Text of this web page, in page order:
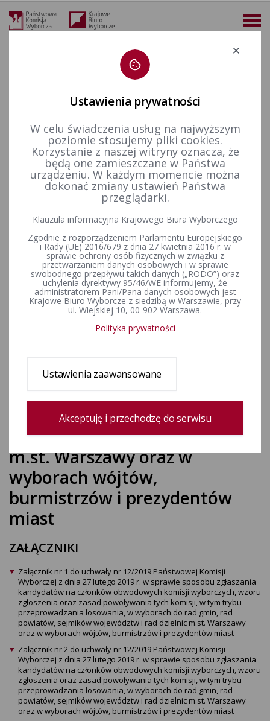
Deklaracja dostępności
więcej
Prawo wyborcze Uchwały PKW 2019 r. Uchwała nr 12/2019 Państwowej Komisji Wyborczej z dnia 27 lutego 2019 r. w sprawie sposobu zgłaszania kandydatów na członków obwodowych komisji wyborczych, wzoru zgłoszenia oraz zasad powoływania tych komisji, w tym trybu przeprowadzania losowania, w wyborach do rad gmin, rad powiatów, sejmików województw i rad dzielnic m.st. Warszawy oraz w wyborach wójtów, burmistrzów i prezydentów miast
Uchwała nr 12/2019
Państwowej Komisji Wyborczej
z dnia 27 lutego 2019 r. w
sprawie sposobu zgłaszania
kandydatów na członków
obwodowych komisji
wyborczych, wzoru zgłoszenia
oraz zasad powoływania tych
przeprowadzania losowania, w
wyborach do rad gmin, rad
powiatów, sejmików
województw i rad dzielnic
m.st. Warszawy oraz w
wyborach wójtów,
burmistrzów i prezydentów
miast
ZAŁĄCZNIKI
Załącznik nr 1 do uchwały nr 12/2019 Państwowej Komisji
Wyborczej z dnia 27 lutego 2019 r. w sprawie sposobu zgłaszania
kandydatów na członków obwodowych komisji wyborczych, wzoru
zgłoszenia oraz zasad powoływania tych komisji, w tym trybu
przeprowadzania losowania, w wyborach do rad gmin, rad
powiatów, sejmików województw i rad dzielnic m.st. Warszawy
oraz w wyborach wójtów, burmistrzów i prezydentów miast
Załącznik nr 2 do uchwały nr 12/2019 Państwowej Komisji
Wyborczej z dnia 27 lutego 2019 r. w sprawie sposobu zgłaszania
kandydatów na członków obwodowych komisji wyborczych, wzoru
zgłoszenia oraz zasad powoływania tych komisji, w tym trybu
przeprowadzania losowania, w wyborach do rad gmin, rad
powiatów, sejmików województw i rad dzielnic m.st. Warszawy
oraz w wyborach wójtów, burmistrzów i prezydentów miast
Ustawienia prywatności
W celu świadczenia usług na najwyższym
poziomie stosujemy pliki cookies.
Korzystanie z naszej witryny oznacza, że
będą one zamieszczane w Państwa
urządzeniu. W każdym momencie można
dokonać zmiany ustawień Państwa
przeglądarki.
Klauzula informacyjna Krajowego Biura Wyborczego
Zgodnie z rozporządzeniem Parlamentu Europejskiego
i Rady (UE) 2016/679 z dnia 27 kwietnia 2016 r. w
sprawie ochrony osób fizycznych w związku z
przetwarzaniem danych osobowych i w sprawie
swobodnego przepływu takich danych („RODO”) oraz
uchylenia dyrektywy 95/46/WE informujemy, że
administratorem Pani/Pana danych osobowych jest
Krajowe Biuro Wyborcze z siedzibą w Warszawie, przy
ul. Wiejskiej 10, 00-902 Warszawa.
Polityka prywatności
Ustawienia zaawansowane
Akceptuję i przechodzę do serwisu